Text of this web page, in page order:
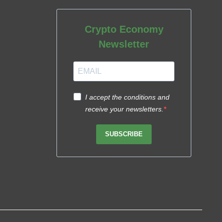
Crypto Economy
Newsletter
I accept the conditions and
receive your newsletters.
SUBSCRIBE